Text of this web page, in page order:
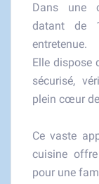
Dans une
datant de
entretenue.
Elle dispose
sécurisé,
plein cœur
Ce vaste
cuisine
pour une